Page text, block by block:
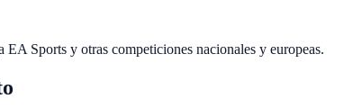
Sports y otras competiciones nacionales y europeas.